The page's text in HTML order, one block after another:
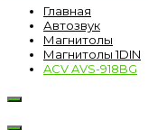
Главная
Автозвук
Магнитолы
Магнитолы 1DIN
ACV AVS-918BG